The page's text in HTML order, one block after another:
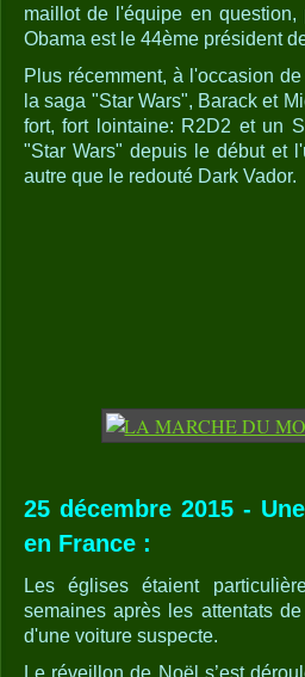
maillot de l'équipe en
Obama est le 44ème président
Plus récemment, à l'occasion
la saga "Star Wars", Barack et
fort, fort lointaine: R2D2 et un
"Star Wars" depuis le début et
autre que le redouté Dark Vador.
25 décembre 2015 -
en France :
Les églises étaient
semaines après les attentats
d'une voiture suspecte.
Le réveillon de Noël s’est